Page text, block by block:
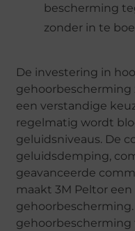
bescherming
zonder in te
De investering in
gehoorbescherming
een verstandige
regelmatig wordt
geluidsniveaus. De
geluidsdemping,
geavanceerde
maakt 3M Peltor